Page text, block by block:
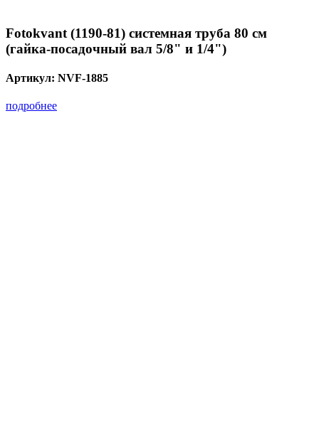
Fotokvant (1190-81) системная труба 80 см
(гайка-посадочный вал 5/8" и 1/4")
Артикул: NVF-1885
подробнее